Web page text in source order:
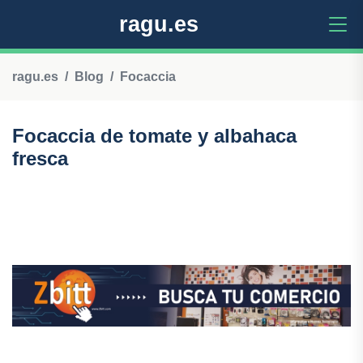
ragu.es
ragu.es Blog Focaccia
Focaccia de tomate y albahaca
fresca